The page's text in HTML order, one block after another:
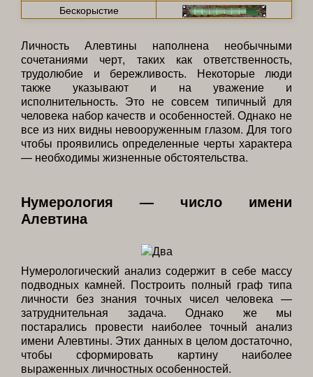
Бескорыстие
Личность Алевтины наполнена необычными
сочетаниями черт, таких как ответственность,
трудолюбие и бережливость. Некоторые люди
также указывают и на уважение и
исполнительность. Это не совсем типичный для
человека набор качеств и особенностей. Однако не
все из них видны невооруженным глазом. Для того
чтобы проявились определенные черты характера
— необходимы жизненные обстоятельства.
Нумерология — число имени
Алевтина
Нумерологический анализ содержит в себе массу
подводных камней. Построить полный граф типа
личности без знания точных чисел человека —
затруднительная задача. Однако же мы
постарались провести наиболее точный анализ
имени Алевтины. Этих данных в целом достаточно,
чтобы сформировать картину наиболее
выраженных личностных особенностей.